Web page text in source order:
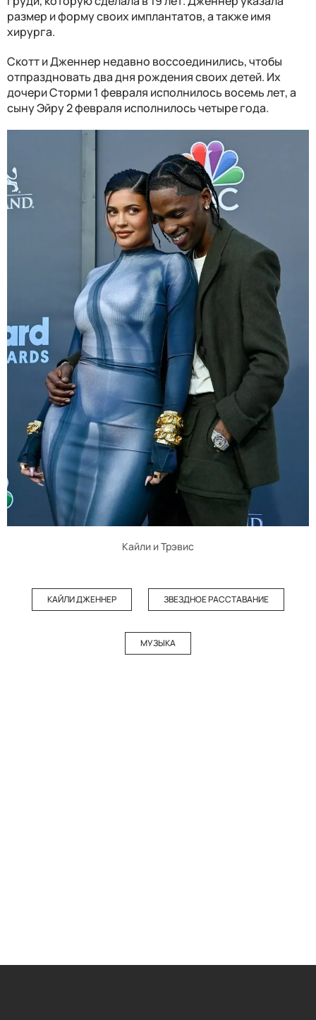
размер и форму своих имплантатов, а также имя
хирурга.
Скотт и Дженнер недавно воссоединились, чтобы
отпраздновать два дня рождения своих детей. Их
дочери Сторми 1 февраля исполнилось восемь лет, а
сыну Эйру 2 февраля исполнилось четыре года.
Кайли и Трэвис
КАЙЛИ ДЖЕННЕР ЗВЕЗДНОЕ РАССТАВАНИЕ
МУЗЫКА